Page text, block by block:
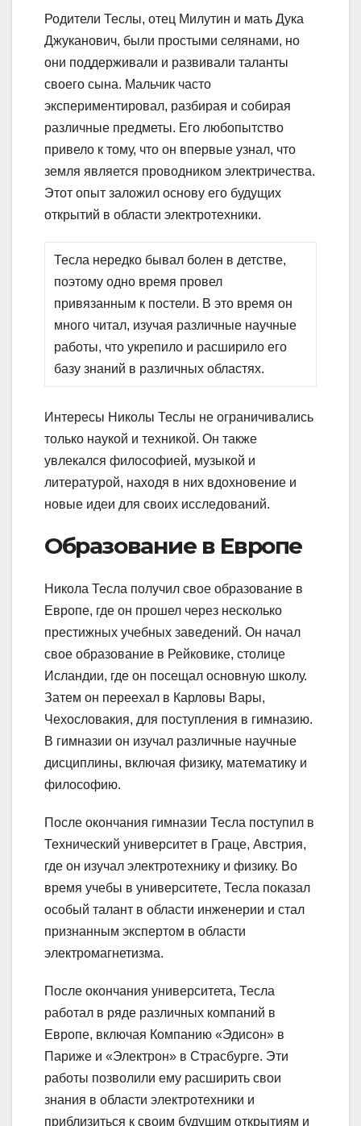
Родители Теслы, отец Милутин и мать Дука
Джуканович, были простыми селянами, но
они поддерживали и развивали таланты
своего сына. Мальчик часто
экспериментировал, разбирая и собирая
различные предметы. Его любопытство
привело к тому, что он впервые узнал, что
земля является проводником электричества.
Этот опыт заложил основу его будущих
открытий в области электротехники.
Тесла нередко бывал болен в детстве,
поэтому одно время провел
привязанным к постели. В это время он
много читал, изучая различные научные
работы, что укрепило и расширило его
базу знаний в различных областях.
Интересы Николы Теслы не ограничивались
только наукой и техникой. Он также
увлекался философией, музыкой и
литературой, находя в них вдохновение и
новые идеи для своих исследований.
Образование в Европе
Никола Тесла получил свое образование в
Европе, где он прошел через несколько
престижных учебных заведений. Он начал
свое образование в Рейковике, столице
Исландии, где он посещал основную школу.
Затем он переехал в Карловы Вары,
Чехословакия, для поступления в гимназию.
В гимназии он изучал различные научные
дисциплины, включая физику, математику и
философию.
После окончания гимназии Тесла поступил в
Технический университет в Граце, Австрия,
где он изучал электротехнику и физику. Во
время учебы в университете, Тесла показал
особый талант в области инженерии и стал
признанным экспертом в области
электромагнетизма.
После окончания университета, Тесла
работал в ряде различных компаний в
Европе, включая Компанию «Эдисон» в
Париже и «Электрон» в Страсбурге. Эти
работы позволили ему расширить свои
знания в области электротехники и
приблизиться к своим будущим открытиям и